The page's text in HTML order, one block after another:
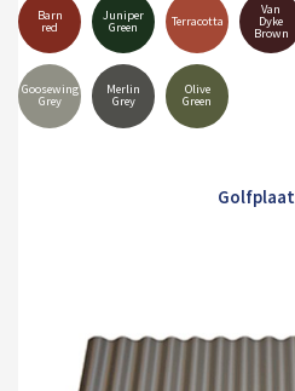
Barn
red
Juniper
Green Terracotta
Van
Dyke
Brown
Goosewing
Grey
Merlin
Grey
Olive
Green
Golfplaat